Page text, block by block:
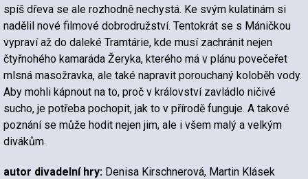
spíš dřeva se ale rozhodně nechystá. Ke svým kulatinám si
nadělil nové filmové dobrodružství. Tentokrát se s Máničkou
vypraví až do daleké Tramtárie, kde musí zachránit nejen
čtyřnohého kamaráda Žeryka, kterého má v plánu povečeřet
mlsná masožravka, ale také napravit porouchaný koloběh vody.
Aby mohli kápnout na to, proč v království zavládlo ničivé
sucho, je potřeba pochopit, jak to v přírodě funguje. A takové
poznání se může hodit nejen jim, ale i všem malý a velkým
divákům.
autor divadelní hry: Denisa Kirschnerová, Martin Klásek